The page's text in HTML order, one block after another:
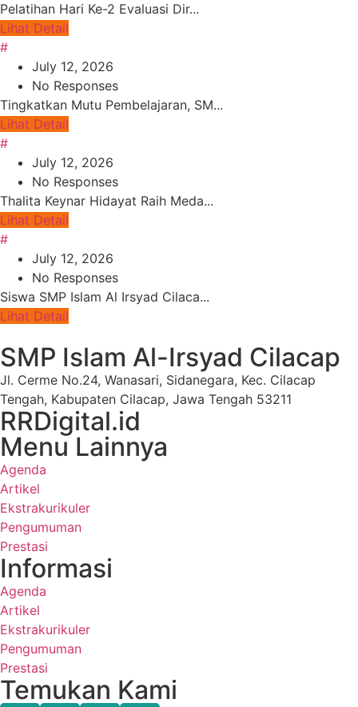
Pelatihan Hari Ke-2 Evaluasi Dir...
Lihat Detail
#
July 12, 2026
No Responses
Tingkatkan Mutu Pembelajaran, SM...
Lihat Detail
#
July 12, 2026
No Responses
Thalita Keynar Hidayat Raih Meda...
Lihat Detail
#
July 12, 2026
No Responses
Siswa SMP Islam Al Irsyad Cilaca...
Lihat Detail
SMP Islam Al-Irsyad Cilacap
Jl. Cerme No.24, Wanasari, Sidanegara, Kec. Cilacap
Tengah, Kabupaten Cilacap, Jawa Tengah 53211
RRDigital.id
Menu Lainnya
Agenda
Artikel
Ekstrakurikuler
Pengumuman
Prestasi
Informasi
Agenda
Artikel
Ekstrakurikuler
Pengumuman
Prestasi
Temukan Kami